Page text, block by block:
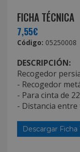
FICHA TÉCNICA
7,55€
Código: 05250008
DESCRIPCIÓN:
Recogedor
- Recogedor
- Para cinta de
- Distancia
Descargar Ficha